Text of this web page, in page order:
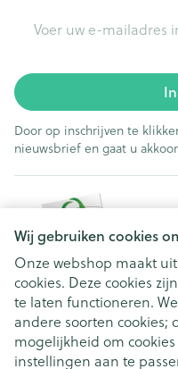
Wij gebruiken cookies
Onze webshop maakt
cookies. Deze cookies
te laten functioneren.
andere soorten cookies;
mogelijkheid om
instellingen aan te
Door op inschrijven te
nieuwsbrief en gaat u
Juridische links